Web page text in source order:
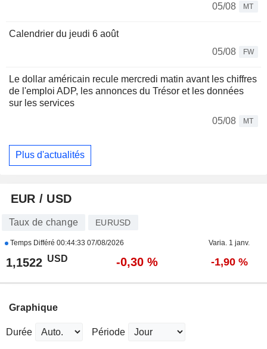
05/08
MT
Calendrier du jeudi 6 août
05/08
FW
Le dollar américain recule mercredi matin avant les chiffres
de l'emploi ADP, les annonces du Trésor et les données
sur les services
05/08
MT
Plus d'actualités
EUR / USD
Taux de change EURUSD
Temps Différé 00:44:33 07/08/2026 Varia. 1 janv.
1,1522 USD -0,30 % -1,90 %
Graphique
Durée Période